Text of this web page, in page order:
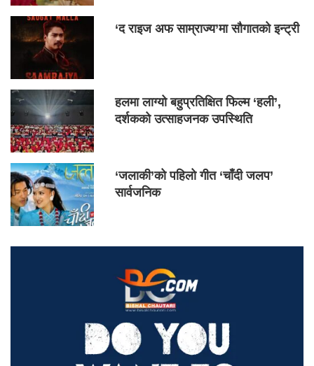
‘द राइज अफ साम्राज्य’मा सौगातको इन्ट्री
हलमा लाग्यो बहुप्रतिक्षित फिल्म ‘हली’,
दर्शकको उत्साहजनक उपस्थिति
‘जलाकी’को पहिलो गीत ‘चाँदी जलप’
सार्वजनिक